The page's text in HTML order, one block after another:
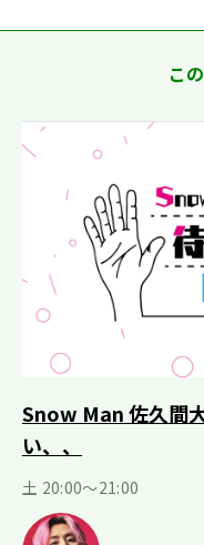
こ
Snow Man 佐久間
い、、
土 20:00～21:00